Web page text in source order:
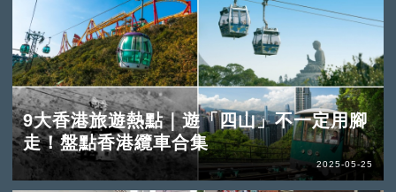
9大香港旅遊熱點｜遊「四山」不一定用腳
走！盤點香港纜車合集
2025-05-25